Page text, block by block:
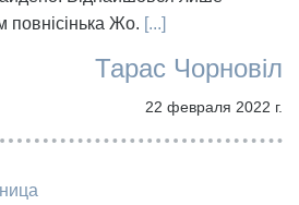
повнісінька Жо. [...]
Тарас Чорновіл
22 февраля 2022 г.